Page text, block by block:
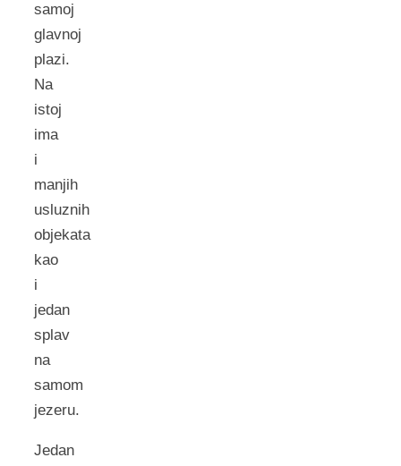
samoj
glavnoj
plazi.
Na
istoj
ima
i
manjih
usluznih
objekata
kao
i
jedan
splav
na
samom
jezeru.
Jedan